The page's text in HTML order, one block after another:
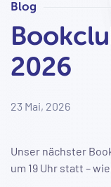
Blog
2026
23 Mai, 2026
Unser nächster
um 19 Uhr statt –